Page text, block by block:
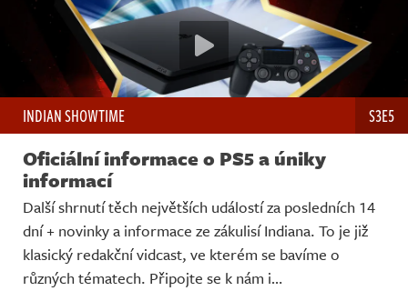
INDIAN SHOWTIME S3E5
Oficiální informace o PS5 a úniky
informací
Další shrnutí těch největších událostí za posledních 14
dní + novinky a informace ze zákulisí Indiana. To je již
klasický redakční vidcast, ve kterém se bavíme o
různých tématech. Připojte se k nám i…